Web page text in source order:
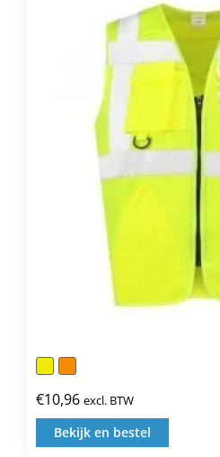
Deze
optie
kan
worden
op
de
€10,96 excl. BTW
Bekijk en bestel
Dit